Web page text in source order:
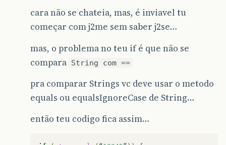
cara não se chateia, mas, é inviavel tu
começar com j2me sem saber j2se…
mas, o problema no teu if é que não se
compara String com ==
pra comparar Strings vc deve usar o metodo
equals ou equalsIgnoreCase de String…
então teu codigo fica assim…